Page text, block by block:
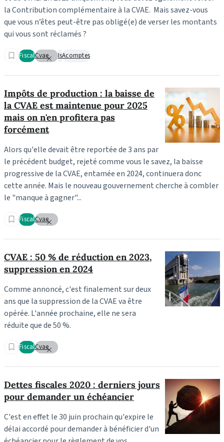
la Contribution complémentaire à la CVAE. Mais savez-vous
que vous n’êtes peut-être pas obligé(e) de verser les montants
qui vous sont réclamés ?
FiscalCvae IsAcomptes
Impôts de production : la baisse de
la CVAE est maintenue pour 2025
mais on n'en profitera pas
forcément
Alors qu'elle devait être reportée de 3 ans par
le précédent budget, rejeté comme vous le savez, la baisse
progressive de la CVAE, entamée en 2024, continuera donc
cette année. Mais le nouveau gouvernement cherche à combler
le "manque à gagner"...
FiscalCvae
CVAE : 50 % de réduction en 2023,
suppression en 2024
Comme annoncé, c'est finalement sur deux
ans que la suppression de la CVAE va être
opérée. L'année prochaine, elle ne sera
réduite que de 50 %.
FiscalCvae
Dettes fiscales 2020 : derniers jours
pour demander un échéancier
C'est en effet le 30 juin prochain qu'expire le
délai accordé pour demander à bénéficier d'un